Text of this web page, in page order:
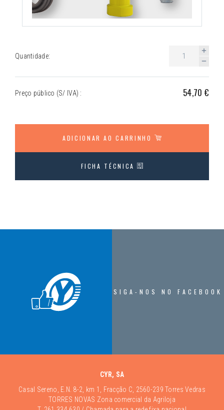
Quantidade:
Preço público (S/ IVA) : 54,70 €
ADICIONAR AO CARRINHO
FICHA TÉCNICA
SIGA-NOS NO FACEBOOK
CYR, SA
Casal Sereno, E.N. 8-2, km 1, Fracção C, 2560-239 Torres Vedras
TORRES NOVAS Zona comercial da Agriloja